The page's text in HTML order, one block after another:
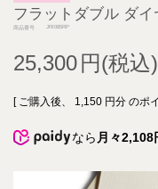
フラットダブル ダ
商品番号 JRI085RP
25,300
[ ご購入後、 1,150 円分 のポ
なら 月々2,108